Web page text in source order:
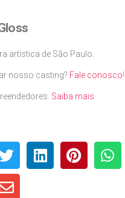
artística de São Paulo.
nosso casting? Fale conosco!
Saiba mais